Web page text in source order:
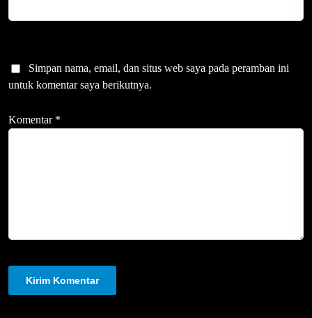
Simpan nama, email, dan situs web saya pada peramban ini
untuk komentar saya berikutnya.
Komentar *